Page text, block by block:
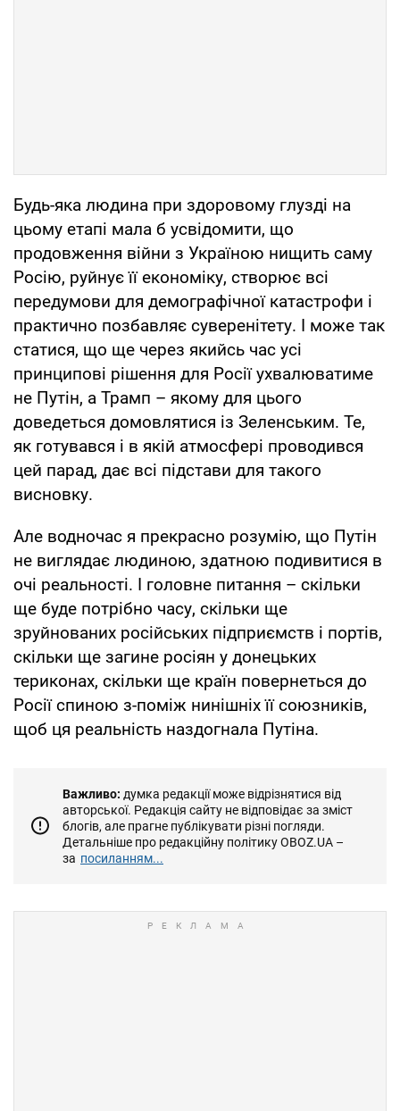
Будь-яка людина при здоровому глузді на
цьому етапі мала б усвідомити, що
продовження війни з Україною нищить саму
Росію, руйнує її економіку, створює всі
передумови для демографічної катастрофи і
практично позбавляє суверенітету. І може так
статися, що ще через якийсь час усі
принципові рішення для Росії ухвалюватиме
не Путін, а Трамп – якому для цього
доведеться домовлятися із Зеленським. Те,
як готувався і в якій атмосфері проводився
цей парад, дає всі підстави для такого
висновку.
Але водночас я прекрасно розумію, що Путін
не виглядає людиною, здатною подивитися в
очі реальності. І головне питання – скільки
ще буде потрібно часу, скільки ще
зруйнованих російських підприємств і портів,
скільки ще загине росіян у донецьких
териконах, скільки ще країн повернеться до
Росії спиною з-поміж нинішніх її союзників,
щоб ця реальність наздогнала Путіна.
Важливо: думка редакції може відрізнятися від
авторської. Редакція сайту не відповідає за зміст
блогів, але прагне публікувати різні погляди.
Детальніше про редакційну політику OBOZ.UA –
за посиланням...